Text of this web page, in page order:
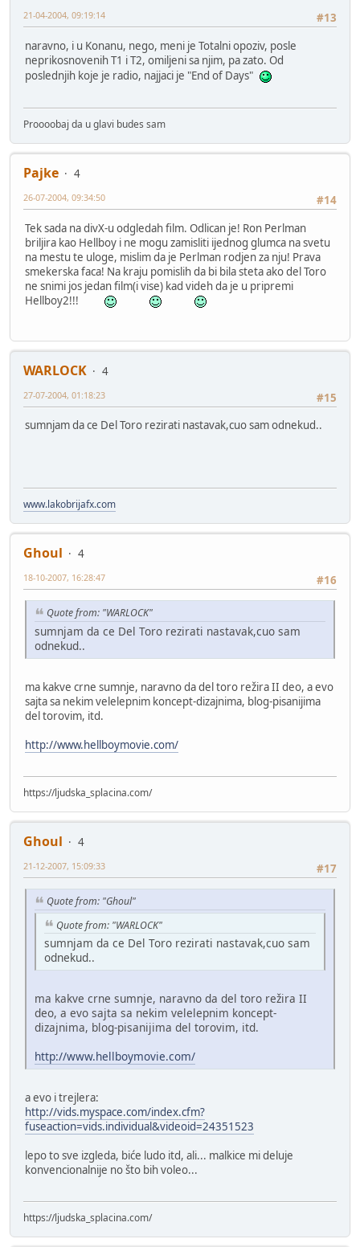
#13
21-04-2004, 09:19:14
naravno, i u Konanu, nego, meni je Totalni opoziv, posle
neprikosnovenih T1 i T2, omiljeni sa njim, pa zato. Od
poslednjih koje je radio, najjaci je "End of Days"
Proooobaj da u glavi budes sam
Pajke
4
#14
26-07-2004, 09:34:50
Tek sada na divX-u odgledah film. Odlican je! Ron Perlman
briljira kao Hellboy i ne mogu zamisliti ijednog glumca na svetu
na mestu te uloge, mislim da je Perlman rodjen za nju! Prava
smekerska faca! Na kraju pomislih da bi bila steta ako del Toro
ne snimi jos jedan film(i vise) kad videh da je u pripremi
Hellboy2!!!
WARLOCK
4
#15
27-07-2004, 01:18:23
sumnjam da ce Del Toro rezirati nastavak,cuo sam odnekud..
www.lakobrijafx.com
Ghoul
4
#16
18-10-2007, 16:28:47
Quote from: "WARLOCK"
sumnjam da ce Del Toro rezirati nastavak,cuo sam
odnekud..
ma kakve crne sumnje, naravno da del toro režira II deo, a evo
sajta sa nekim velelepnim koncept-dizajnima, blog-pisanijima
del torovim, itd.
http://www.hellboymovie.com/
https://ljudska_splacina.com/
Ghoul
4
#17
21-12-2007, 15:09:33
Quote from: "Ghoul"
Quote from: "WARLOCK"
sumnjam da ce Del Toro rezirati nastavak,cuo sam
odnekud..
ma kakve crne sumnje, naravno da del toro režira II
deo, a evo sajta sa nekim velelepnim koncept-
dizajnima, blog-pisanijima del torovim, itd.
http://www.hellboymovie.com/
a evo i trejlera:
http://vids.myspace.com/index.cfm?
fuseaction=vids.individual&videoid=24351523
lepo to sve izgleda, biće ludo itd, ali... malkice mi deluje
konvencionalnije no što bih voleo...
https://ljudska_splacina.com/